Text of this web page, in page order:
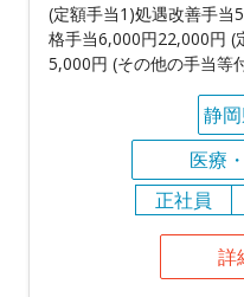
(定額手当1)処遇改善手当
格手当6,000円22,000円 (
5,000円 (その他の手当等
静
医療
正社員
詳